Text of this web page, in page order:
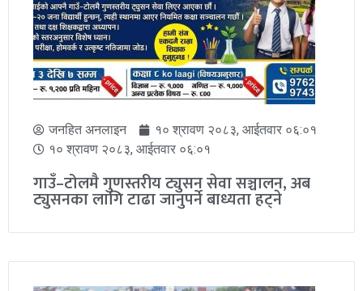
जनहित अनलाइन
१० श्रावण २०८३, आईतवार ०६:०१
१० श्रावण २०८३, आईतवार ०६:०१
गाउँ–टोलमै गुणस्तरीय ट्युसन सेवा सञ्चालन, अब
ट्युसनका लागि टाढा जानुपर्ने बाध्यता हट्ने